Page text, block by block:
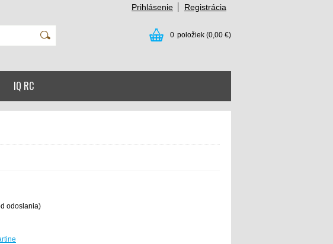
Prihlásenie Registrácia
0 položiek (0,00 €)
IQ RC
odoslania)